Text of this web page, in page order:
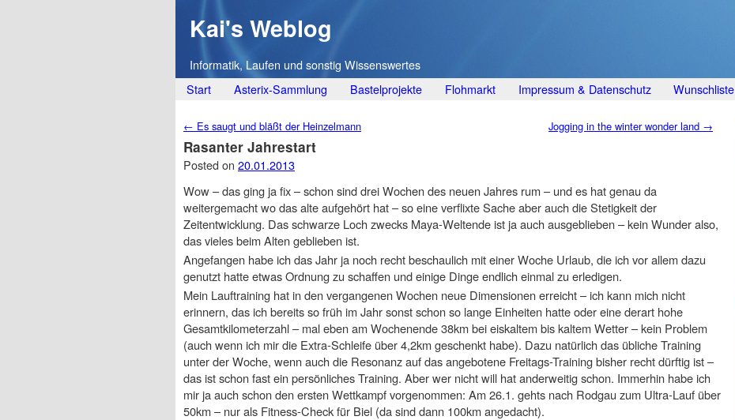
Kai's Weblog
Informatik, Laufen und sonstig Wissenswertes
Main menu
Skip
content
Start Asterix-Sammlung Bastelprojekte Flohmarkt Impressum & Datenschutz Wunschliste
Post navigation
← Es saugt und bläßt der Heinzelmann Jogging in the winter wonder land →
Rasanter Jahrestart
Posted on 20.01.2013
Wow – das ging ja fix – schon sind drei Wochen des neuen Jahres rum – und es hat genau da
weitergemacht wo das alte aufgehört hat – so eine verflixte Sache aber auch die Stetigkeit der
Zeitentwicklung. Das schwarze Loch zwecks Maya-Weltende ist ja auch ausgeblieben – kein Wunder also,
das vieles beim Alten geblieben ist.
Angefangen habe ich das Jahr ja noch recht beschaulich mit einer Woche Urlaub, die ich vor allem dazu
genutzt hatte etwas Ordnung zu schaffen und einige Dinge endlich einmal zu erledigen.
Mein Lauftraining hat in den vergangenen Wochen neue Dimensionen erreicht – ich kann mich nicht
erinnern, das ich bereits so früh im Jahr sonst schon so lange Einheiten hatte oder eine derart hohe
Gesamtkilometerzahl – mal eben am Wochenende 38km bei eiskaltem bis kaltem Wetter – kein Problem
(auch wenn ich mir die Extra-Schleife über 4,2km geschenkt habe). Dazu natürlich das übliche Training
unter der Woche, wenn auch die Resonanz auf das angebotene Freitags-Training bisher recht dürftig ist –
das ist schon fast ein persönliches Training. Aber wer nicht will hat anderweitig schon. Immerhin habe ich
mir ja auch schon den ersten Wettkampf vorgenommen: Am 26.1. gehts nach Rodgau zum Ultra-Lauf über
50km – nur als Fitness-Check für Biel (da sind dann 100km angedacht).